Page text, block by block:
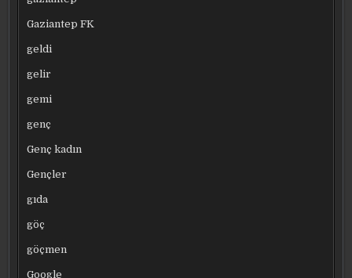
Gaziantep FK
geldi
gelir
gemi
genç
Genç kadın
Gençler
gıda
göç
göçmen
Google